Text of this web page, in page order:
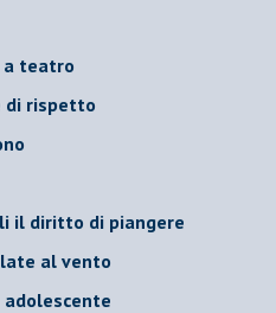
a teatro​
di rispetto
il diritto di piangere
al vento
adolescente